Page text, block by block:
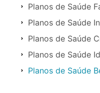
Planos de Saúde
Planos de Saúde
Planos de Saúde
Planos de Saúde
Planos de Saúde